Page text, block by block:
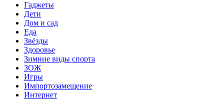
Гаджеты
Дети
Дом и сад
Еда
Звёзды
Здоровье
Зимние виды спорта
ЗОЖ
Игры
Импортозамещение
Интернет